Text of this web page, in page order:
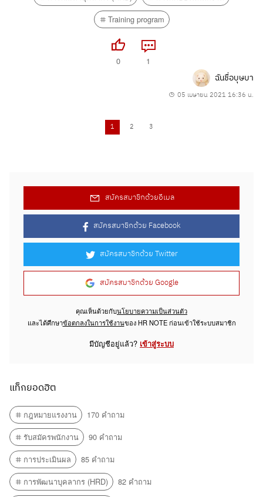
Training program
0 1
ฉันชื่อบุษบา
05 เมษายน 2021 16:36 น.
1 2 3
สมัครสมาชิกด้วยอีเมล
สมัครสมาชิกด้วย Facebook
สมัครสมาชิกด้วย Twitter
สมัครสมาชิกด้วย Google
คุณเห็นด้วยกับนโยบายความเป็นส่วนตัว
และได้ศึกษาข้อตกลงในการใช้งานของ HR NOTE ก่อนเข้าใช้ระบบสมาชิก
มีบัญชีอยู่แล้ว? เข้าสู่ระบบ
แท็กยอดฮิต
กฎหมายแรงงาน
170 คำถาม
รับสมัครพนักงาน
90 คำถาม
การประเมินผล
85 คำถาม
การพัฒนาบุคลากร (HRD)
82 คำถาม